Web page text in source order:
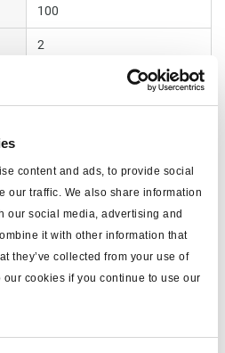
content and ads, to provide social
our traffic. We also share information
our social media, advertising and
it with other information that
they’ve collected from your use of
cookies if you continue to use our
100
2
connexes dans notre
sur les produits.